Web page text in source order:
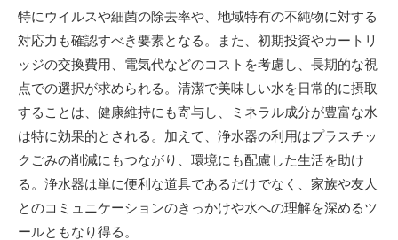
特にウイルスや細菌の除去率や、地域特有の不純物に対する
対応力も確認すべき要素となる。また、初期投資やカートリ
ッジの交換費用、電気代などのコストを考慮し、長期的な視
点での選択が求められる。清潔で美味しい水を日常的に摂取
することは、健康維持にも寄与し、ミネラル成分が豊富な水
は特に効果的とされる。加えて、浄水器の利用はプラスチッ
クごみの削減にもつながり、環境にも配慮した生活を助け
る。浄水器は単に便利な道具であるだけでなく、家族や友人
とのコミュニケーションのきっかけや水への理解を深めるツ
ールともなり得る。